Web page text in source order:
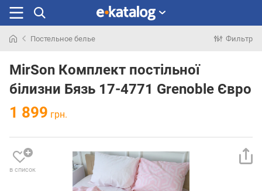
раньше
Постельное белье Фильтр
MirSon Комплект постільної
білизни Бязь 17-4771 Grenoble Євро
1 899 грн.
в список